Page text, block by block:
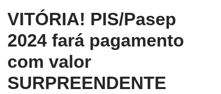
VITÓRIA! PIS/Pasep
2024 fará pagamento
com valor
SURPREENDENTE